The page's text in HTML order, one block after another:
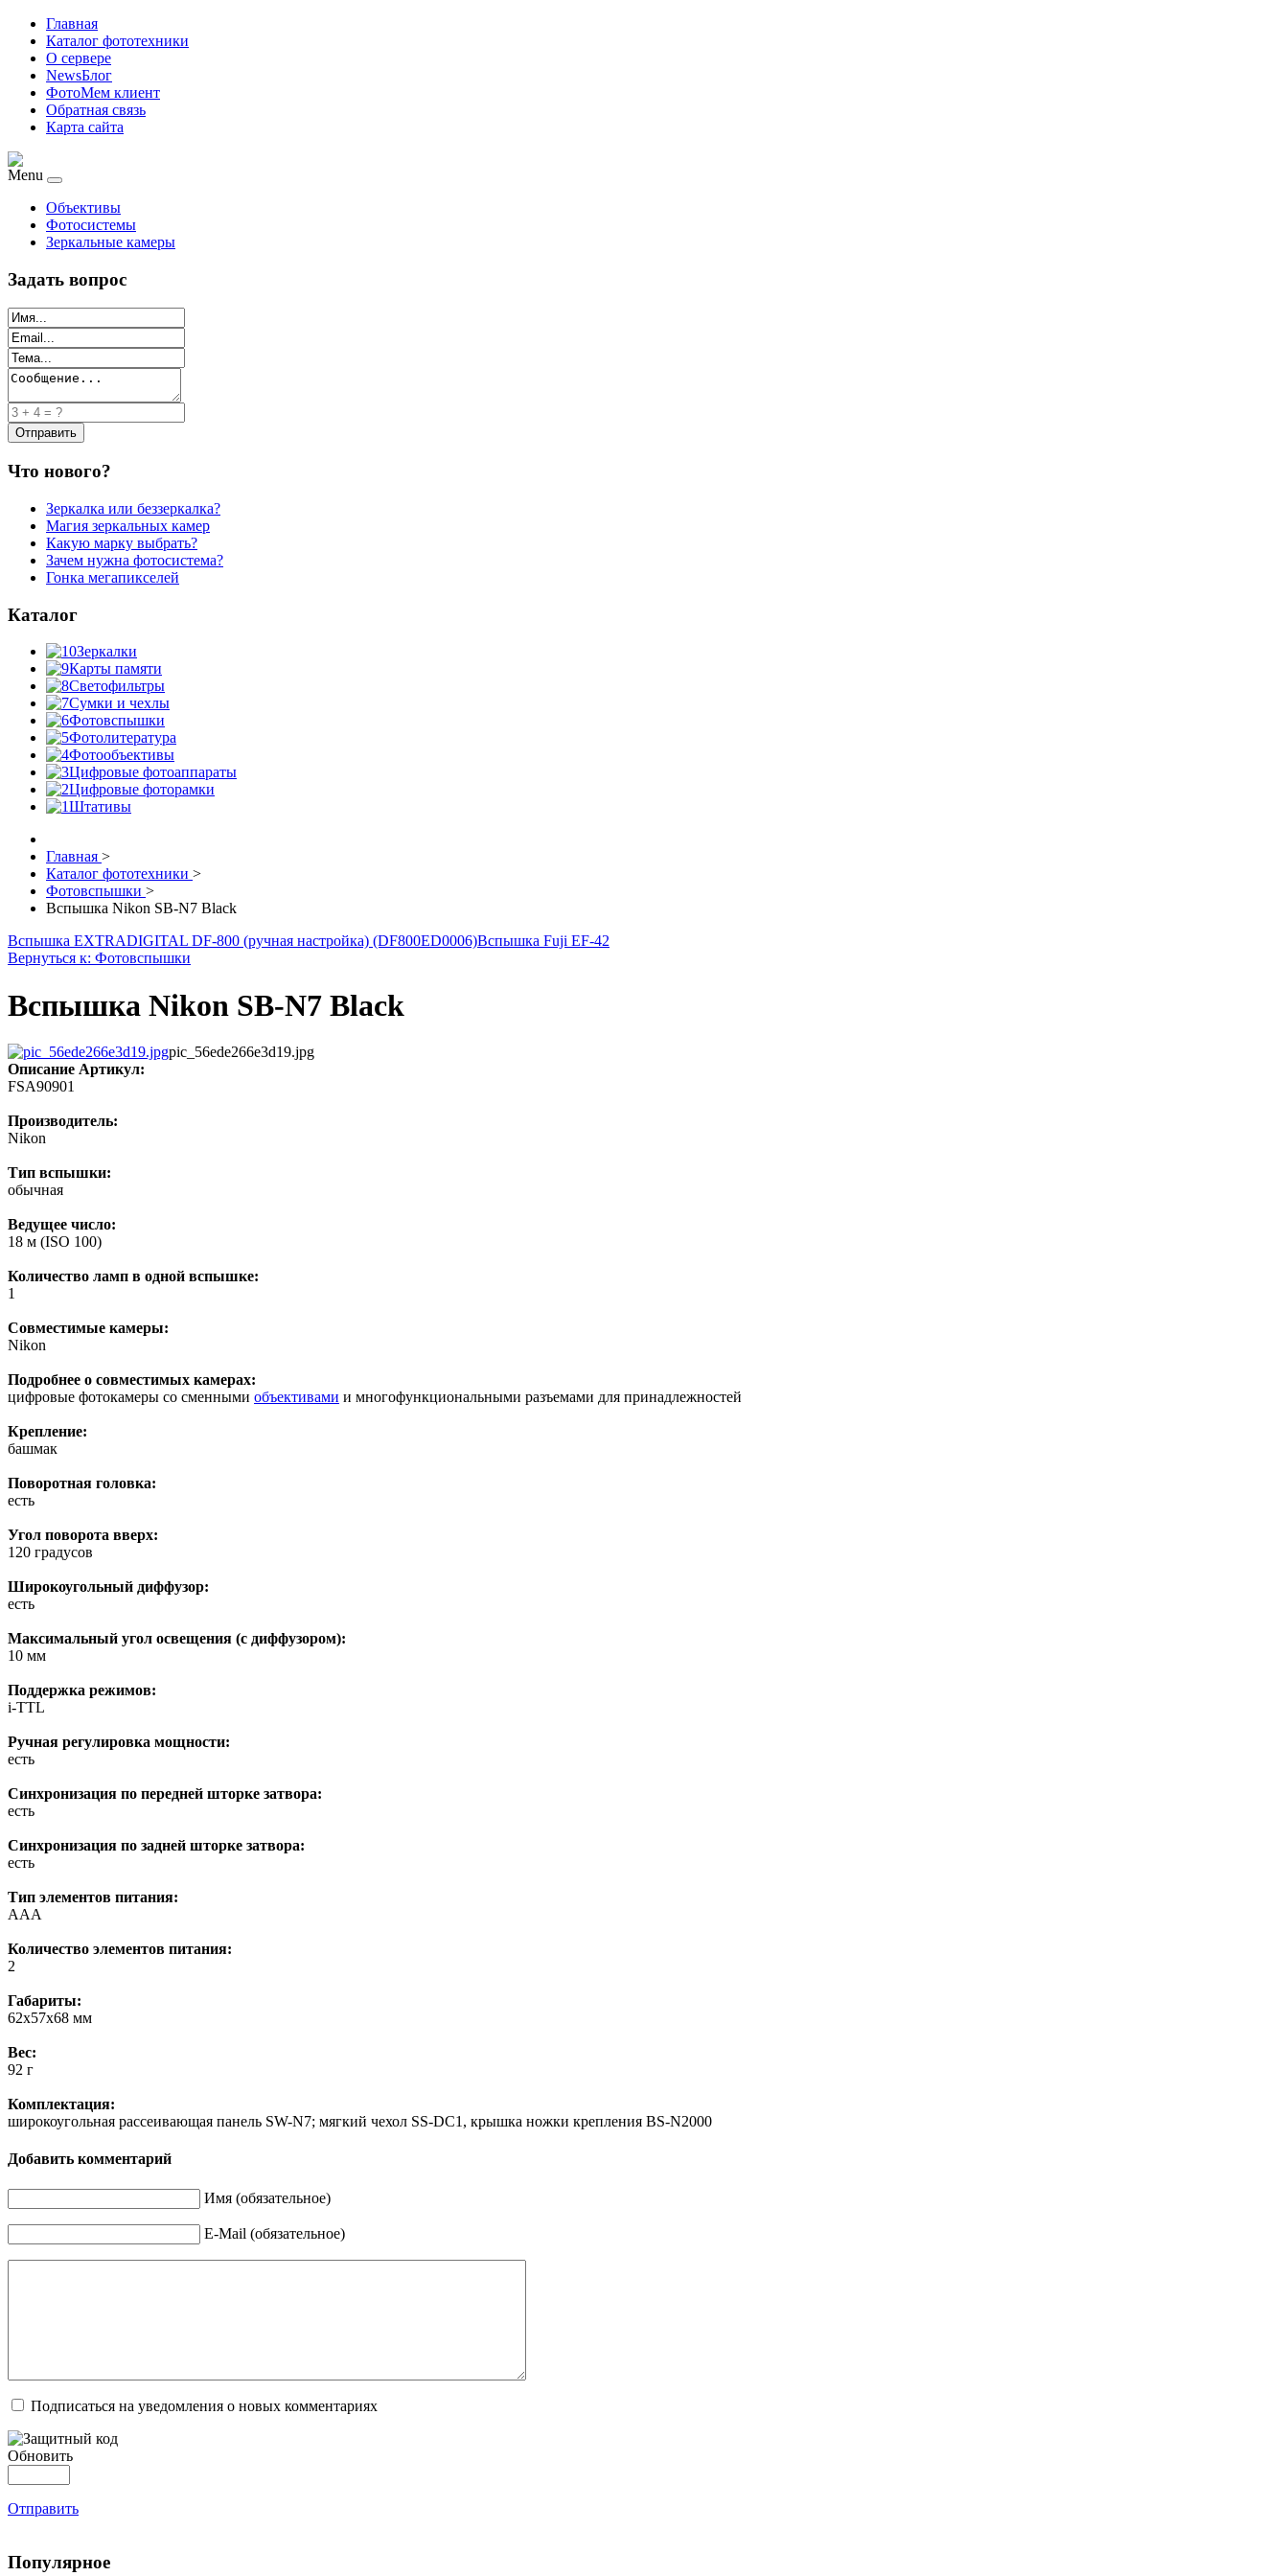
Главная
Каталог фототехники
О сервере
NewsБлог
ФотоМем клиент
Обратная связь
Карта сайта
Menu
Объективы
Фотосистемы
Зеркальные камеры
Задать вопрос
Что нового?
Зеркалка или беззеркалка?
Магия зеркальных камер
Какую марку выбрать?
Зачем нужна фотосистема?
Гонка мегапикселей
Каталог
Зеркалки
Карты памяти
Светофильтры
Сумки и чехлы
Фотовспышки
Фотолитература
Фотообъективы
Цифровые фотоаппараты
Цифровые фоторамки
Штативы
Главная >
Каталог фототехники >
Фотовспышки >
Вспышка Nikon SB-N7 Black
Вспышка EXTRADIGITAL DF-800 (ручная настройка) (DF800ED0006)Вспышка Fuji EF-42
Вернуться к: Фотовспышки
Вспышка Nikon SB-N7 Black
pic_56ede266e3d19.jpg
Описание Артикул:
FSA90901
Производитель:
Nikon
Тип вспышки:
обычная
Ведущее число:
18 м (ISO 100)
Количество ламп в одной вспышке:
1
Совместимые камеры:
Nikon
Подробнее о совместимых камерах:
цифровые фотокамеры со сменными объективами и многофункциональными разъемами для принадлежностей
Крепление:
башмак
Поворотная головка:
есть
Угол поворота вверх:
120 градусов
Широкоугольный диффузор:
есть
Максимальный угол освещения (с диффузором):
10 мм
Поддержка режимов:
i-TTL
Ручная регулировка мощности:
есть
Синхронизация по передней шторке затвора:
есть
Синхронизация по задней шторке затвора:
есть
Тип элементов питания:
AAA
Количество элементов питания:
2
Габариты:
62x57x68 мм
Вес:
92 г
Комплектация:
широкоугольная рассеивающая панель SW-N7; мягкий чехол SS-DC1, крышка ножки крепления BS-N2000
Добавить комментарий
Имя (обязательное)
E-Mail (обязательное)
Подписаться на уведомления о новых комментариях
Обновить
Отправить
Популярное